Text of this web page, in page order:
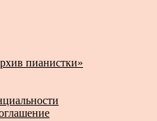
музыка, статьи…
пианистки»